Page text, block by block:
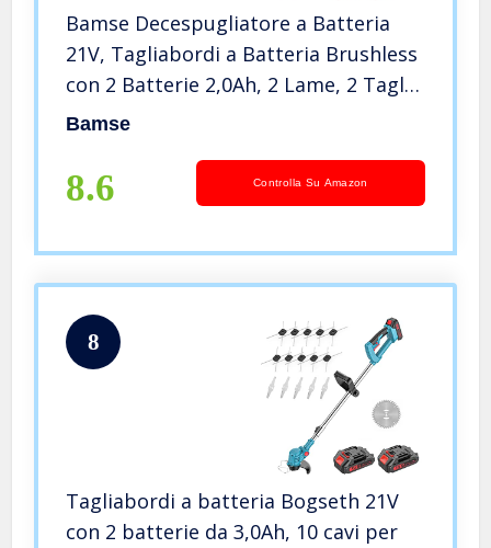
Bamse Decespugliatore a Batteria
21V, Tagliabordi a Batteria Brushless
con 2 Batterie 2,0Ah, 2 Lame, 2 Taglio
Linee, Impugnatura Regolabile, Tubo
Giardino Potatura
Bamse
8.6 Controlla Su Amazon
8
Tagliabordi a batteria Bogseth 21V
con 2 batterie da 3,0Ah, 10 cavi per